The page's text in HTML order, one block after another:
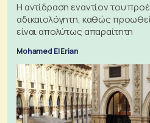
Η αντίδραση εναντίον του
αδικαιολόγητη, καθώς
είναι απολύτως απαραίτητη
Mohamed El Erian